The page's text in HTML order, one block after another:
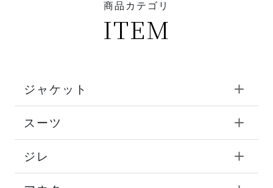
商品カテゴリ
ITEM
ジャケット
スーツ
ジレ